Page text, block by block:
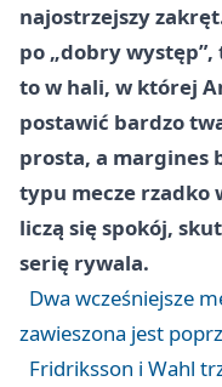
najostrzejszy
po „dobry
to w hali, w której
postawić bardzo
prosta, a margines
typu mecze rzadko
liczą się spokój,
serię rywala.
Dwa wcześniejsze
zawieszona jest
Fridriksson i Wahl